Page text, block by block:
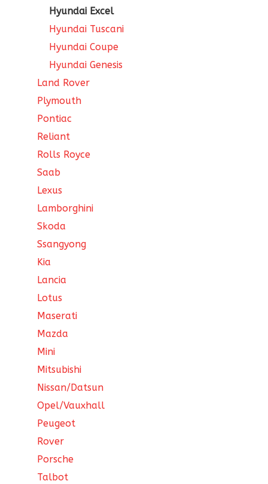
Hyundai Excel
Hyundai Tuscani
Hyundai Coupe
Hyundai Genesis
Land Rover
Plymouth
Pontiac
Reliant
Rolls Royce
Saab
Lexus
Lamborghini
Skoda
Ssangyong
Kia
Lancia
Lotus
Maserati
Mazda
Mini
Mitsubishi
Nissan/Datsun
Opel/Vauxhall
Peugeot
Rover
Porsche
Talbot